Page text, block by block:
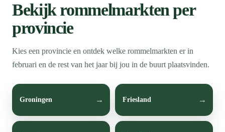
Bekijk rommelmarkten per
provincie
Kies een provincie en ontdek welke rommelmarkten er in
februari en de rest van het jaar bij jou in de buurt plaatsvinden.
Groningen Friesland